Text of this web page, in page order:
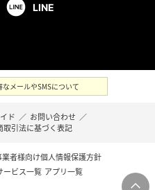
LINE
なメールやSMSについて
ド ／ お問い合わせ ／
取引法に基づく表記
業者様向け個人情報保護方針
ービス一覧 アプリ一覧